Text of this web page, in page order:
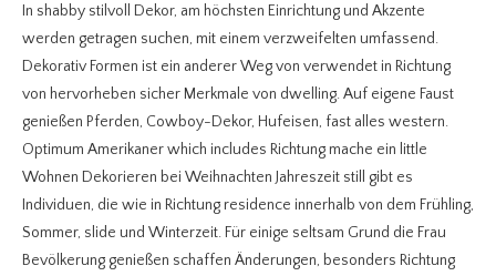
In shabby stilvoll Dekor, am höchsten Einrichtung und Akzente
werden getragen suchen, mit einem verzweifelten umfassend.
Dekorativ Formen ist ein anderer Weg von verwendet in Richtung
von hervorheben sicher Merkmale von dwelling. Auf eigene Faust
genießen Pferden, Cowboy-Dekor, Hufeisen, fast alles western.
Optimum Amerikaner which includes Richtung mache ein little
Wohnen Dekorieren bei Weihnachten Jahreszeit still gibt es
Individuen, die wie in Richtung residence innerhalb von dem Frühling,
Sommer, slide und Winterzeit. Für einige seltsam Grund die Frau
Bevölkerung genießen schaffen Änderungen, besonders Richtung